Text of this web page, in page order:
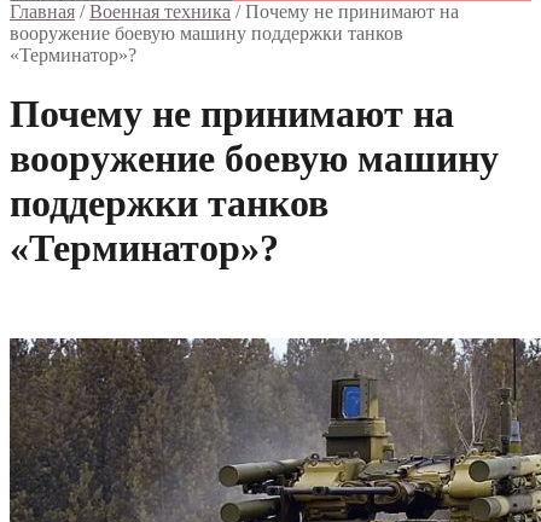
Главная /Военная техника /Почему не принимают на
вооружение боевую машину поддержки танков
«Терминатор»?
Почему не принимают на
вооружение боевую машину
поддержки танков
«Терминатор»?